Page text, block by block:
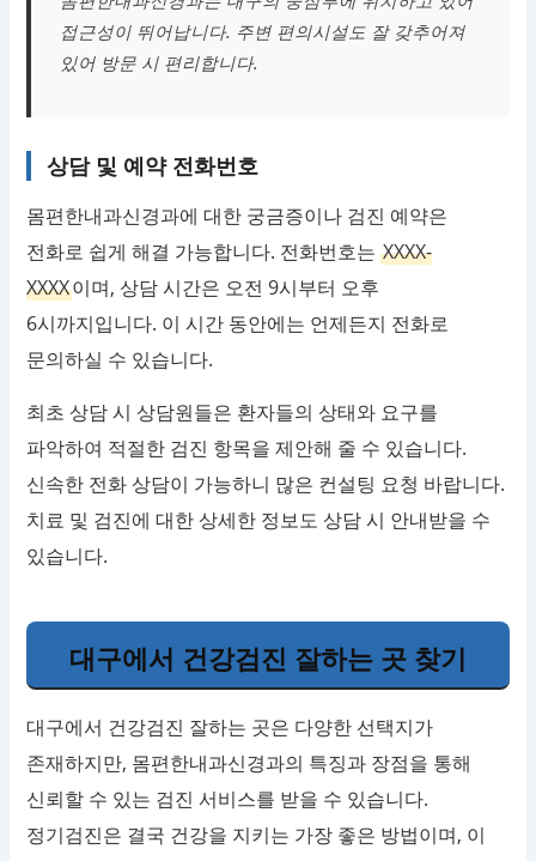
접근성이 뛰어납니다. 주변 편의시설도 잘 갖추어져
있어 방문 시 편리합니다.
상담 및 예약 전화번호
몸편한내과신경과에 대한 궁금증이나 검진 예약은
전화로 쉽게 해결 가능합니다. 전화번호는XXXX-
XXXX이며, 상담 시간은 오전 9시부터 오후
6시까지입니다. 이 시간 동안에는 언제든지 전화로
문의하실 수 있습니다.
최초 상담 시 상담원들은 환자들의 상태와 요구를
파악하여 적절한 검진 항목을 제안해 줄 수 있습니다.
신속한 전화 상담이 가능하니 많은 컨설팅 요청 바랍니다.
치료 및 검진에 대한 상세한 정보도 상담 시 안내받을 수
있습니다.
대구에서 건강검진 잘하는 곳 찾기
대구에서 건강검진 잘하는 곳은 다양한 선택지가
존재하지만, 몸편한내과신경과의 특징과 장점을 통해
신뢰할 수 있는 검진 서비스를 받을 수 있습니다.
정기검진은 결국 건강을 지키는 가장 좋은 방법이며, 이